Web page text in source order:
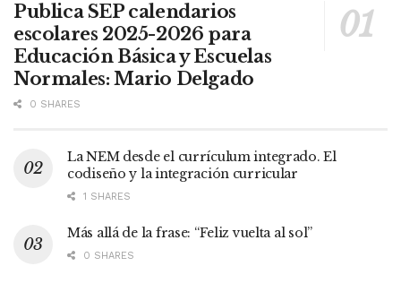
Publica SEP calendarios
escolares 2025-2026 para
Educación Básica y Escuelas
Normales: Mario Delgado
0 SHARES
La NEM desde el currículum integrado. El
codiseño y la integración curricular
1 SHARES
Más allá de la frase: “Feliz vuelta al sol”
0 SHARES